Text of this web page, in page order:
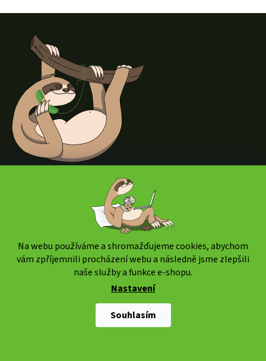
Na webu používáme a shromažďujeme cookies, abychom
vám zpříjemnili procházení webu a následně jsme zlepšili
naše služby a funkce e-shopu.
Nastavení
Souhlasím
Vrácení zboží / Reklamace